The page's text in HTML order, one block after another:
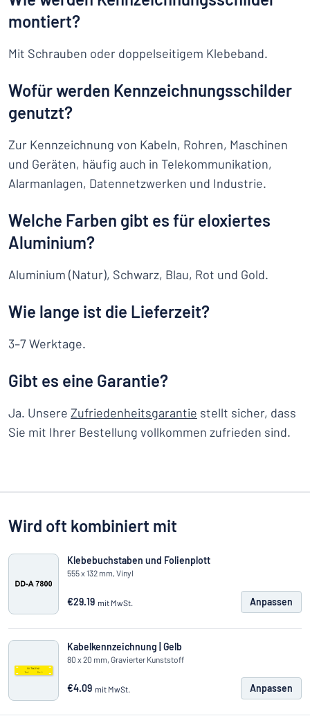
montiert?
Mit Schrauben oder doppelseitigem Klebeband.
Wofür werden Kennzeichnungsschilder
genutzt?
Zur Kennzeichnung von Kabeln, Rohren, Maschinen
und Geräten, häufig auch in Telekommunikation,
Alarmanlagen, Datennetzwerken und Industrie.
Welche Farben gibt es für eloxiertes
Aluminium?
Aluminium (Natur), Schwarz, Blau, Rot und Gold.
Wie lange ist die Lieferzeit?
3–7 Werktage.
Gibt es eine Garantie?
Ja. Unsere Zufriedenheitsgarantie stellt sicher, dass
Sie mit Ihrer Bestellung vollkommen zufrieden sind.
Wird oft kombiniert mit
Klebebuchstaben und Folienplott
555 x 132 mm, Vinyl
€29.19 mit MwSt. Anpassen
Kabelkennzeichnung | Gelb
80 x 20 mm, Gravierter Kunststoff
€4.09 mit MwSt. Anpassen